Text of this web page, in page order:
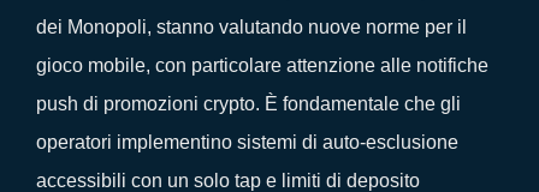
dei Monopoli, stanno valutando nuove norme per il
gioco mobile, con particolare attenzione alle notifiche
push di promozioni crypto. È fondamentale che gli
operatori implementino sistemi di auto‑esclusione
accessibili con un solo tap e limiti di deposito